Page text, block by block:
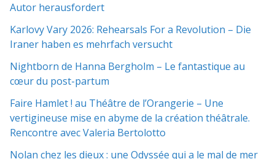
Autor herausfordert
Karlovy Vary 2026: Rehearsals For a Revolution – Die
Iraner haben es mehrfach versucht
Nightborn de Hanna Bergholm – Le fantastique au
cœur du post-partum
Faire Hamlet ! au Théâtre de l’Orangerie – Une
vertigineuse mise en abyme de la création théâtrale.
Rencontre avec Valeria Bertolotto
Nolan chez les dieux : une Odyssée qui a le mal de mer